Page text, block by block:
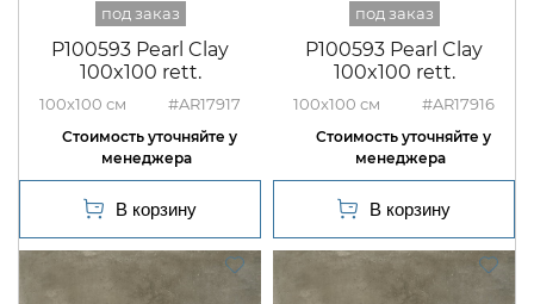
P100593 Pearl Clay
100x100 rett.
100x100 #AR17917
P100593 Pearl Clay
100x100 rett.
100x100 #AR17916